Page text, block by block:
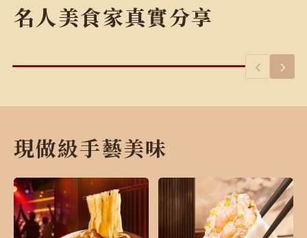
名人美食家真實分享
『又嫩又不柴的雞肉餃』
‹ ›
現做級手藝美味